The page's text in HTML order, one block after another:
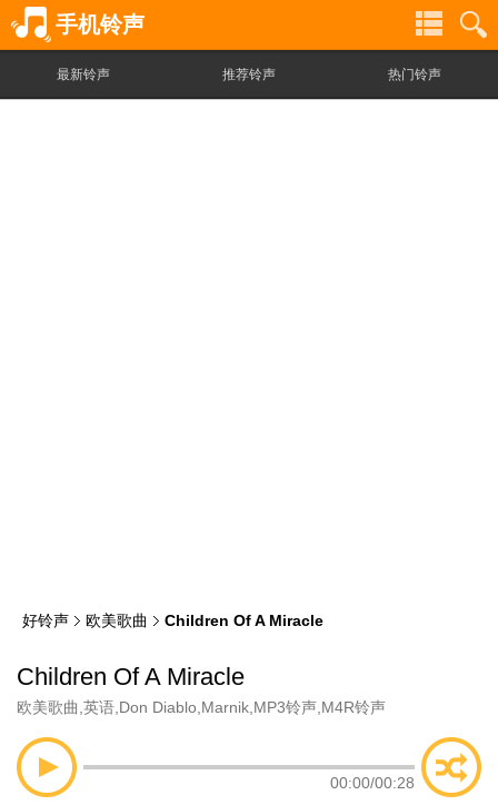
手机铃声
最新铃声 推荐铃声 热门铃声
好铃声 欧美歌曲 Children Of A Miracle
Children Of A Miracle
欧美歌曲 英语 Don Diablo Marnik MP3铃声 M4R铃声
00:00/00:28